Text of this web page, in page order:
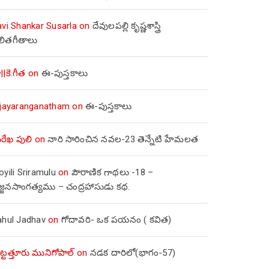
Shankar Susarlaon దేవులపల్లి కృష్ణశాస్త్రి
on ఈ-పుస్తకాలు
onఈ-పుస్తకాలు
పులి onనారి సారించిన నవల-23 తెన్నేటి హేమలత
Sriramulu on పౌరాణిక గాథలు -18 –
– చంద్రహాసుడు కథ.
Jadhavon గోదావరి- ఒక పయనం ( కవిత)
మునిగోపాల్on నడక దారిలో(భాగం-57)